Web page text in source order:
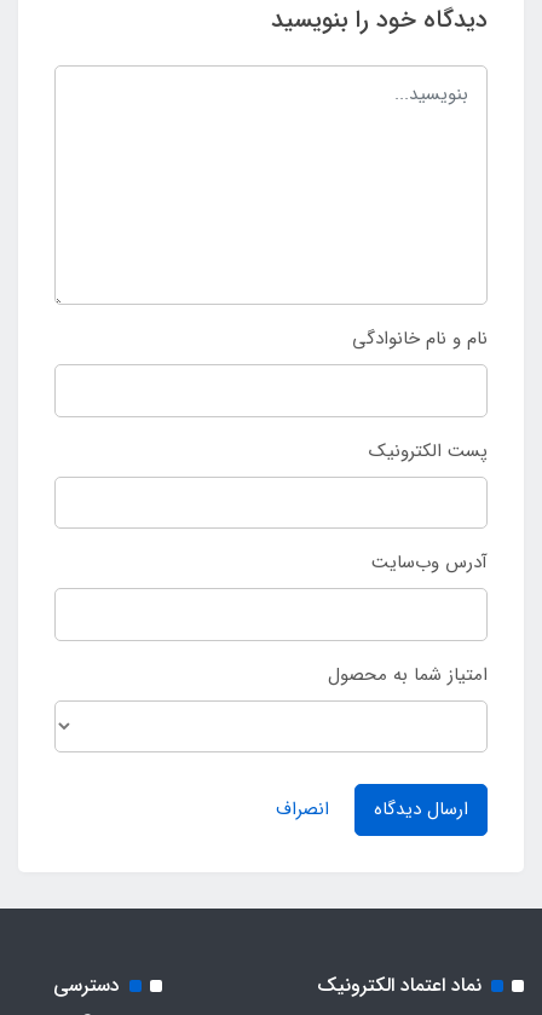
دیدگاه خود را بنویسید
نام و نام خانوادگی
پست الکترونیک
آدرس وب‌سایت
امتیاز شما به محصول
ارسال دیدگاه انصراف
نماد اعتماد الکترونیک
دسترسی